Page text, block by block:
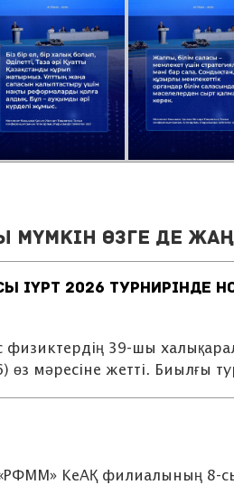
мүмкін өзге де
IYPT 2026 ТУРНИРІНДЕ
39-шы
өз мәресіне жетті. Биылғы
КеАҚ филиалының 8-